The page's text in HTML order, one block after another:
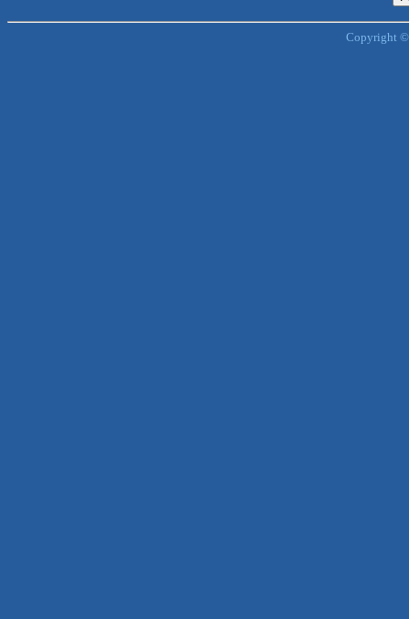
Copyright ©